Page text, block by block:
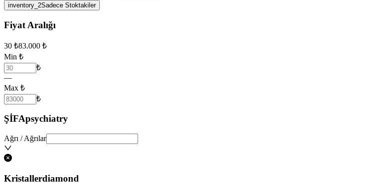
inventory_2Sadece Stoktakiler
Fiyat Aralığı
30 ₺83.000 ₺
Min ₺
₺
—
Max ₺
₺
ŞİFApsychiatry
Ağrı / Ağrılar
Kristallerdiamond